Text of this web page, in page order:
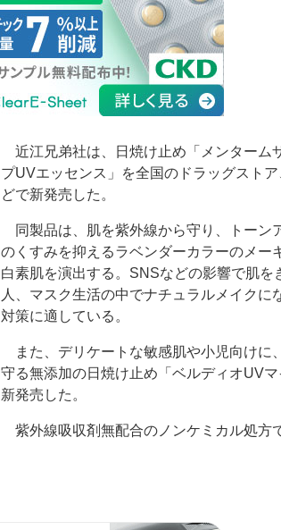
近江兄弟社は、日焼け止め「メンターム
プUVエッセンス」を全国のドラッグスト
どで新発売した。
同製品は、肌を紫外線から守り、トーン
のくすみを抑えるラベンダーカラーのメー
白素肌を演出する。SNSなどの影響で肌を
人、マスク生活の中でナチュラルメイクに
対策に適している。
また、デリケートな敏感肌や小児向けに
守る無添加の日焼け止め「ベルディオUV
新発売した。
紫外線吸収剤無配合のノンケミカル処方